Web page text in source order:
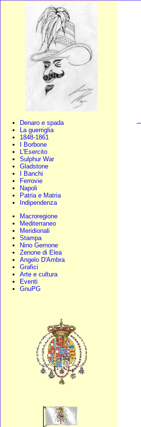
Denaro e spada
La guerriglia
1848-1861
I Borbone
L'Esercito
Sulphur War
Gladstone
I Banchi
Ferrovie
Napoli
Patria e Matria
Indipendenza
Macroregione
Mediterraneo
Meridionali
Stampa
Nino Gernone
Zenone di Elea
Angelo D'Ambra
Grafici
Arte e cultura
Eventi
GnuPG